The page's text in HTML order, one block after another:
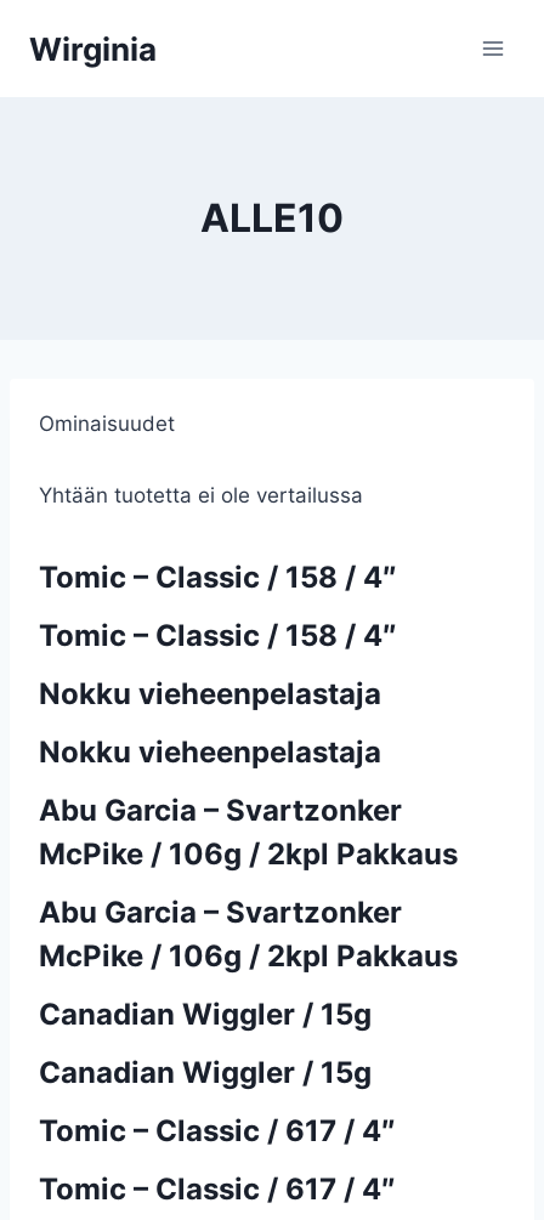
sisältöön
Wirginia
ALLE10
Ominaisuudet
Yhtään tuotetta ei ole vertailussa
Tomic – Classic / 158 / 4″
Tomic – Classic / 158 / 4″
Nokku vieheenpelastaja
Nokku vieheenpelastaja
Abu Garcia – Svartzonker
McPike / 106g / 2kpl Pakkaus
Abu Garcia – Svartzonker
McPike / 106g / 2kpl Pakkaus
Canadian Wiggler / 15g
Canadian Wiggler / 15g
Tomic – Classic / 617 / 4″
Tomic – Classic / 617 / 4″